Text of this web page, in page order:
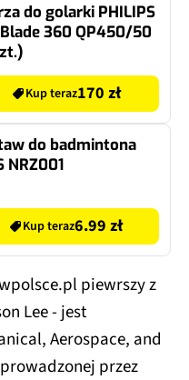
do golarki PHILIPS
360 QP450/50
Kup teraz170 zł
do badmintona
NRZ001
Kup teraz6.99 zł
piewrszy z
Lee - jest
Aerospace, and
przez